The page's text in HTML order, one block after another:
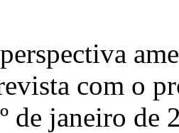
com o
de janeiro de